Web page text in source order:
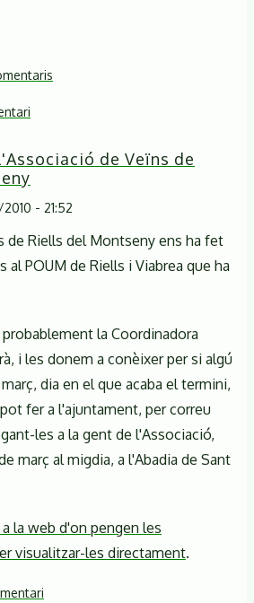
de Veïns de
- 21:52
de Riells del Montseny ens ha fet
al POUM de Riells i Viabrea que ha
la Coordinadora
i les donem a conèixer per si algú
dia en el que acaba el termini,
fer a l'ajuntament, per correu
les a la gent de l'Associació,
març al migdia, a l'Abadia de Sant
la web d'on pengen les
visualitzar-les directament.